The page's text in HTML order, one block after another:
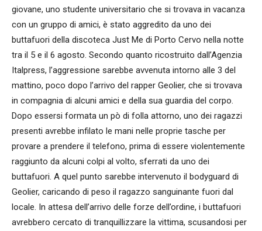
giovane, uno studente universitario che si trovava in vacanza
con un gruppo di amici, è stato aggredito da uno dei
buttafuori della discoteca Just Me di Porto Cervo nella notte
tra il 5 e il 6 agosto. Secondo quanto ricostruito dall’Agenzia
Italpress, l’aggressione sarebbe avvenuta intorno alle 3 del
mattino, poco dopo l’arrivo del rapper Geolier, che si trovava
in compagnia di alcuni amici e della sua guardia del corpo.
Dopo essersi formata un pò di folla attorno, uno dei ragazzi
presenti avrebbe infilato le mani nelle proprie tasche per
provare a prendere il telefono, prima di essere violentemente
raggiunto da alcuni colpi al volto, sferrati da uno dei
buttafuori. A quel punto sarebbe intervenuto il bodyguard di
Geolier, caricando di peso il ragazzo sanguinante fuori dal
locale. In attesa dell’arrivo delle forze dell’ordine, i buttafuori
avrebbero cercato di tranquillizzare la vittima, scusandosi per